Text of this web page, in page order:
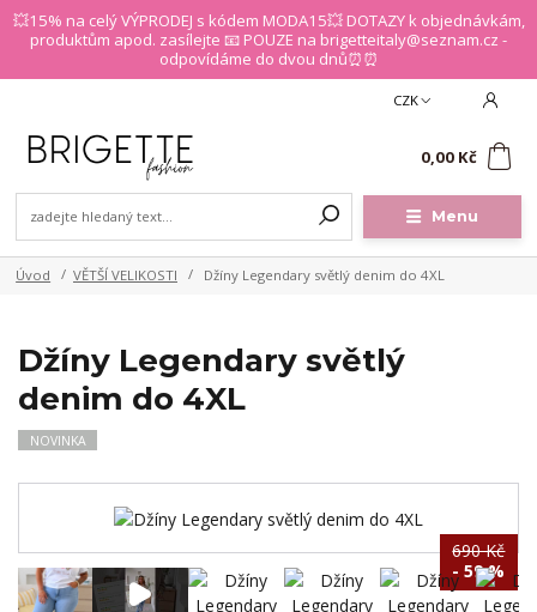
💥15% na celý VÝPRODEJ s kódem MODA15💥 DOTAZY k objednávkám,
produktům apod. zasílejte 📧 POUZE na brigetteitaly@seznam.cz -
odpovídáme do dvou dnů⏰⏰
Menu
CZK
0,00 Kč
Úvod VĚTŠÍ VELIKOSTI Džíny Legendary světlý denim do 4XL
Džíny Legendary světlý
denim do 4XL
NOVINKA
690 Kč
- 59 %